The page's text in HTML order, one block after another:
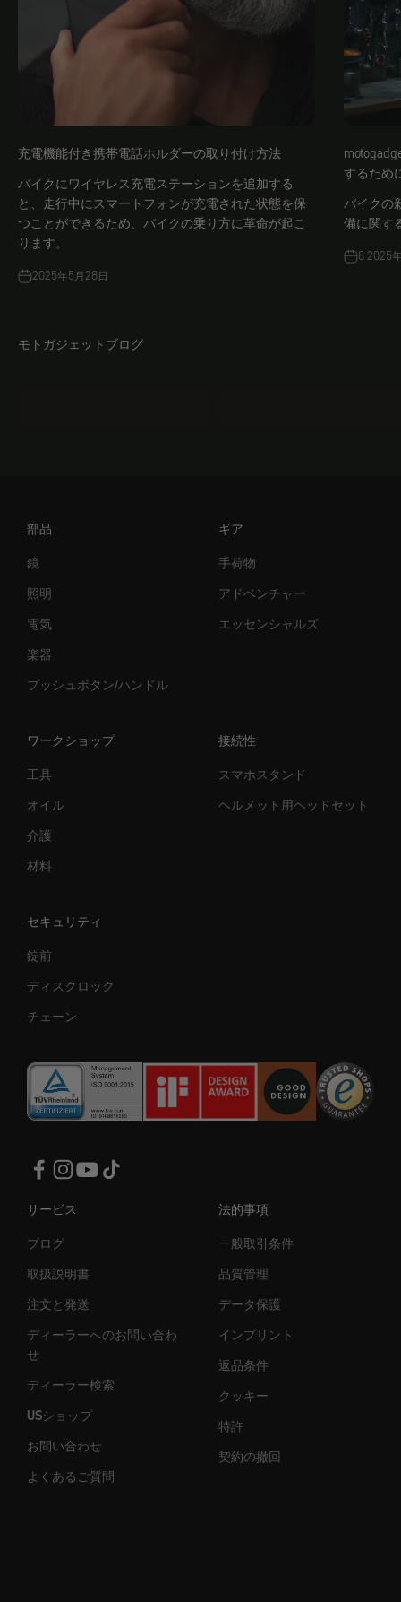
充電機能付き携帯電話ホルダーの取り付け方法
バイクにワイヤレス充電ステーションを追加する
と、走行中にスマートフォンが充電された状態を保
つことができるため、バイクの乗り方に革命が起こ
ります。
2025年5月28日
するため
バイクの
備に関す
8 2025
モトガジェットブログ
部品
鏡
照明
電気
楽器
プッシュボタン/ハンドル
ギア
手荷物
アドベンチャー
エッセンシャルズ
ワークショップ
工具
オイル
介護
材料
接続性
スマホスタンド
ヘルメット用ヘッドセット
セキュリティ
錠前
ディスクロック
チェーン
サービス
ブログ
取扱説明書
注文と発送
ディーラーへのお問い合わ
せ
ディーラー検索
USショップ
お問い合わせ
よくあるご質問
法的事項
一般取引条件
品質管理
データ保護
インプリント
返品条件
クッキー
特許
契約の撤回